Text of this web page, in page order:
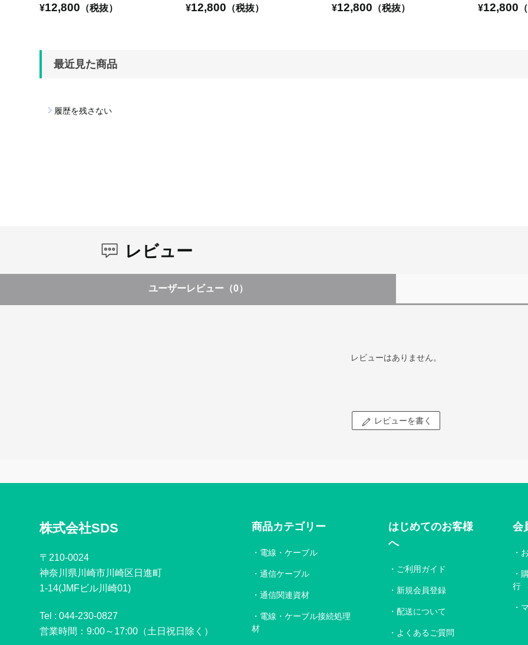
¥12,800 （税抜） ¥12,800 （税抜） ¥12,800 （税抜） ¥12,800
最近見た商品
履歴を残さない
レビュー
ユーザーレビュー （0）
レビューはありません。
レビューを書く
株式会社SDS
〒210-0024
神奈川県川崎市川崎区日進町
1-14(JMFビル川崎01)
Tel :044-230-0827
営業時間：9:00～17:00（土日祝日除く）
商品カテゴリー
電線・ケーブル
通信ケーブル
通信関連資材
電線・ケーブル接続処理
材
はじめてのお客様
へ
ご利用ガイド
新規会員登録
配送について
よくあるご質問
会
行